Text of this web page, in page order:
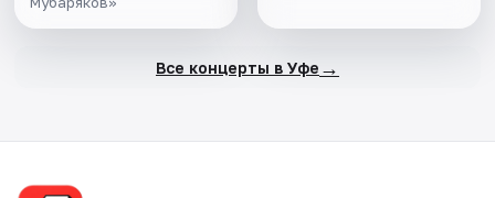
Все концерты в Уфе →